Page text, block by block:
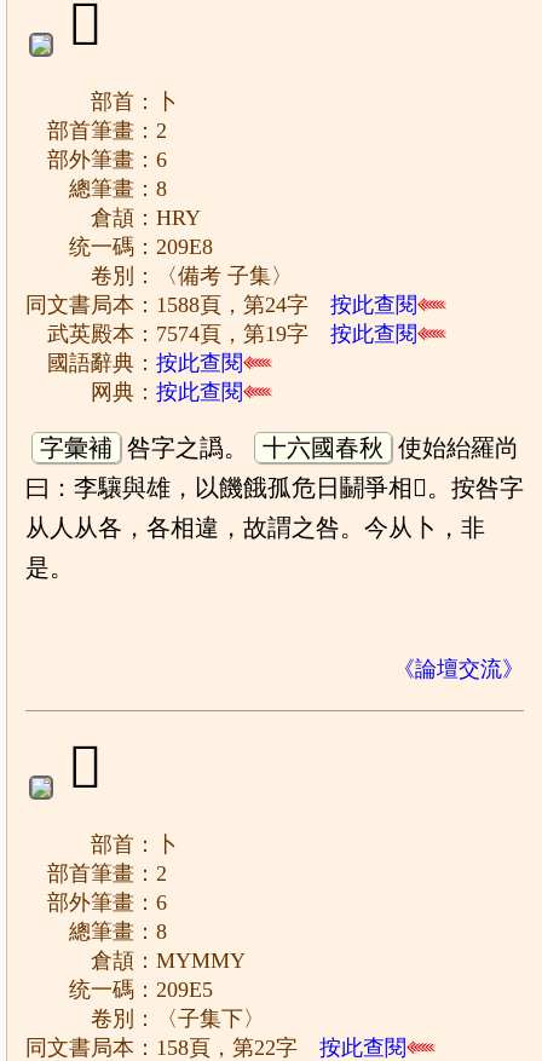
𠧨
部首：卜
部首筆畫：2
部外筆畫：6
總筆畫：8
倉頡：HRY
统一碼：209E8
卷別：〈備考 子集〉
同文書局本：1588頁，第24字按此查閱
武英殿本：7574頁，第19字按此查閱
國語辭典：按此查閱
网典：按此查閱
字彙補 咎字之譌。 十六國春秋 使始紿羅尚
曰：李驤與雄，以饑餓孤危日鬭爭相𠧨。按咎字
从人从各，各相違，故謂之咎。今从卜，非
是。
《論壇交流》
𠧥
部首：卜
部首筆畫：2
部外筆畫：6
總筆畫：8
倉頡：MYMMY
统一碼：209E5
卷別：〈子集下〉
同文書局本：158頁，第22字按此查閱